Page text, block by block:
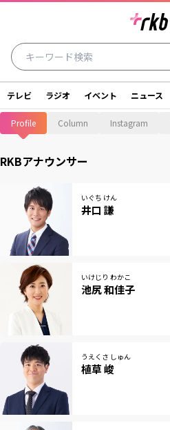
テレビ ラジオ
SDGs アナウンサー
投稿
ご意見・お問い合わせ
後援依頼申請について
会社情報
RKB毎日ホールディングス
RKB毎日放送株式会社
関連会社
テレビ ラジオ イベント ニュース
Profile Column Instagram
RKBアナウンサー
いぐち けん
井口 謙
いけじり わかこ
池尻 和佳子
うえくさ しゅん
植草 峻